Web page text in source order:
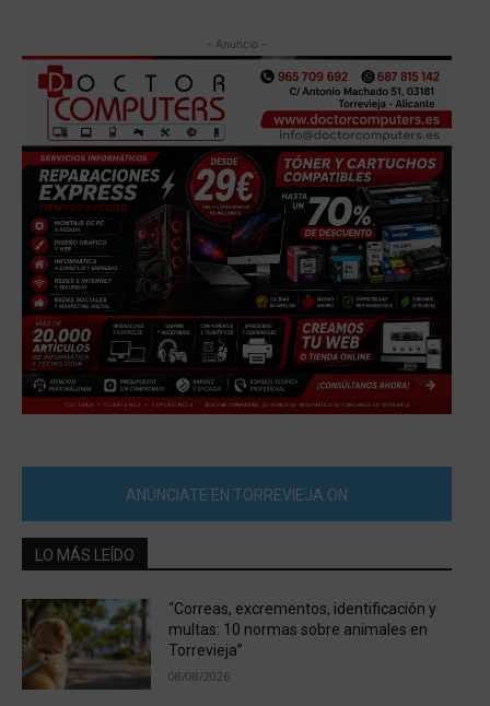
- Anuncio -
ANÚNCIATE EN TORREVIEJA ON
LO MÁS LEÍDO
“Correas, excrementos, identificación y
multas: 10 normas sobre animales en
Torrevieja”
08/08/2026